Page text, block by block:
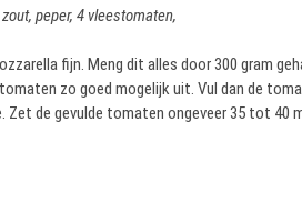
peper, 4 vleestomaten,
fijn. Meng dit alles door 300 gram
zo goed mogelijk uit. Vul dan de
de gevulde tomaten ongeveer 35 tot 40